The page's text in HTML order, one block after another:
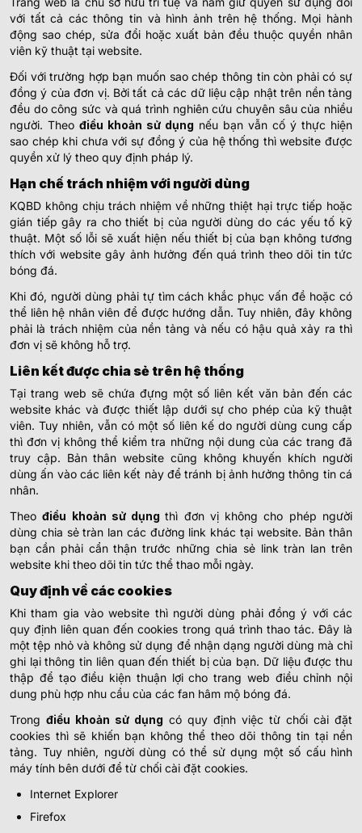
với tất cả các thông tin và hình ảnh trên hệ thống. Mọi hành
động sao chép, sửa đổi hoặc xuất bản đều thuộc quyền nhân
viên kỹ thuật tại website.
Đối với trường hợp bạn muốn sao chép thông tin còn phải có sự
đồng ý của đơn vị. Bởi tất cả các dữ liệu cập nhật trên nền tảng
đều do công sức và quá trình nghiên cứu chuyên sâu của nhiều
người. Theođiều khoản sử dụng nếu bạn vẫn cố ý thực hiện
sao chép khi chưa với sự đồng ý của hệ thống thì website được
quyền xử lý theo quy định pháp lý.
Hạn chế trách nhiệm với người dùng
KQBD không chịu trách nhiệm về những thiệt hại trực tiếp hoặc
gián tiếp gây ra cho thiết bị của người dùng do các yếu tố kỹ
thuật. Một số lỗi sẽ xuất hiện nếu thiết bị của bạn không tương
thích với website gây ảnh hưởng đến quá trình theo dõi tin tức
bóng đá.
Khi đó, người dùng phải tự tìm cách khắc phục vấn đề hoặc có
thể liên hệ nhân viên để được hướng dẫn. Tuy nhiên, đây không
phải là trách nhiệm của nền tảng và nếu có hậu quả xảy ra thì
đơn vị sẽ không hỗ trợ.
Liên kết được chia sẻ trên hệ thống
Tại trang web sẽ chứa đựng một số liên kết văn bản đến các
website khác và được thiết lập dưới sự cho phép của kỹ thuật
viên. Tuy nhiên, vẫn có một số liên kế do người dùng cung cấp
thì đơn vị không thể kiểm tra những nội dung của các trang đã
truy cập. Bản thân website cũng không khuyến khích người
dùng ấn vào các liên kết này để tránh bị ảnh hưởng thông tin cá
nhân.
Theođiều khoản sử dụngthì đơn vị không cho phép người
dùng chia sẻ tràn lan các đường link khác tại website. Bản thân
bạn cần phải cẩn thận trước những chia sẻ link tràn lan trên
website khi theo dõi tin tức thể thao mỗi ngày.
Quy định về các cookies
Khi tham gia vào website thì người dùng phải đồng ý với các
quy định liên quan đến cookies trong quá trình thao tác. Đây là
một tệp nhỏ và không sử dụng để nhận dạng người dùng mà chỉ
ghi lại thông tin liên quan đến thiết bị của bạn. Dữ liệu được thu
thập để tạo điều kiện thuận lợi cho trang web điều chỉnh nội
dung phù hợp nhu cầu của các fan hâm mộ bóng đá.
Trong điều khoản sử dụng có quy định việc từ chối cài đặt
cookies thì sẽ khiến bạn không thể theo dõi thông tin tại nền
tảng. Tuy nhiên, người dùng có thể sử dụng một số cấu hình
máy tính bên dưới để từ chối cài đặt cookies.
Internet Explorer
Firefox